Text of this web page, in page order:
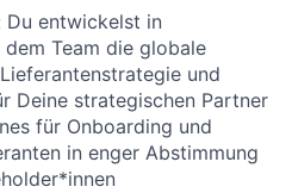
Du entwickelst in
Team die globale
und
Deine strategischen Partner
für Onboarding und
in enger Abstimmung